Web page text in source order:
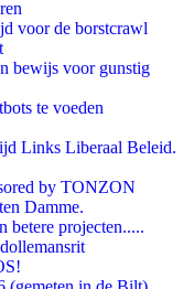
voor de borstcrawl
bewijs voor gunstig
te voeden
Links Liberaal Beleid.
by TONZON
Damme.
betere projecten.....